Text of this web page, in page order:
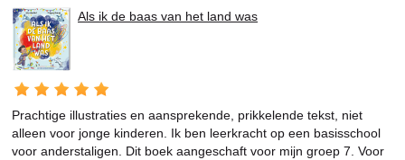
Als ik de baas van het land was
Prachtige illustraties en aansprekende, prikkelende tekst, niet
alleen voor jonge kinderen. Ik ben leerkracht op een basisschool
voor anderstaligen. Dit boek aangeschaft voor mijn groep 7. Voor